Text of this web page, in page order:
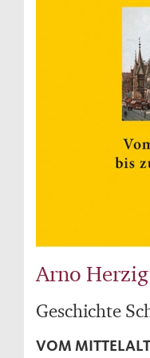
Arno Herzig
Geschichte
VOM